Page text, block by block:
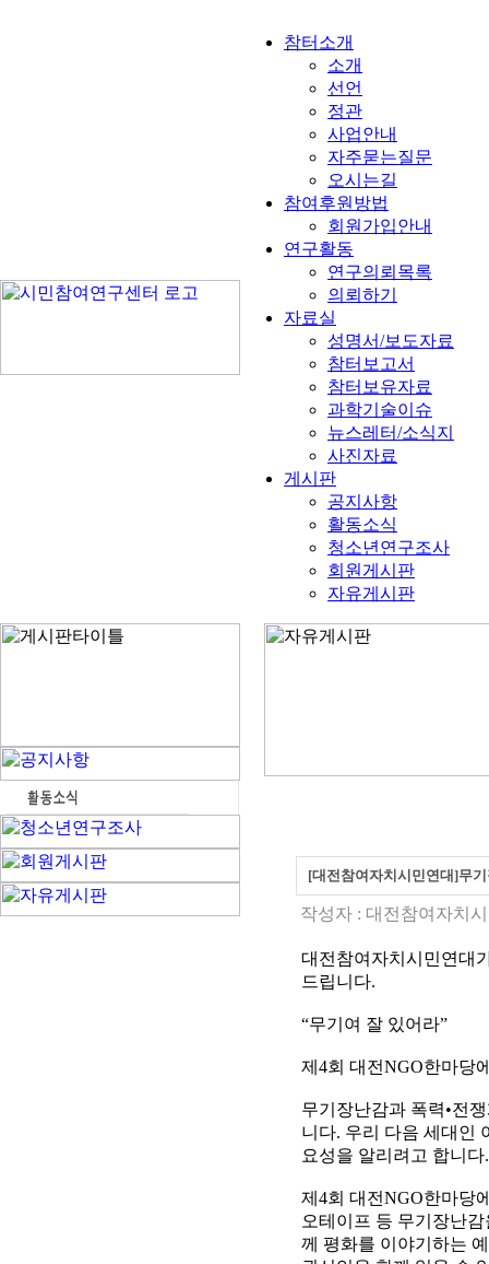
참터소개
소개
선언
정관
사업안내
자주묻는질문
오시는길
참여후원방법
회원가입안내
연구활동
연구의뢰목록
의뢰하기
자료실
성명서/보도자료
참터보고서
참터보유자료
과학기술이슈
뉴스레터/소식지
사진자료
게시판
공지사항
활동소식
청소년연구조사
회원게시판
자유게시판
[대전참여자치시민연대]무
작성자 : 대전참여자치
대전참여자치시민연대
드립니다.
“무기여 잘 있어라”
제4회 대전NGO한마당
무기장난감과 폭력•전
니다. 우리 다음 세대인
요성을 알리려고 합니다.
제4회 대전NGO한마당
오테이프 등 무기장난
께 평화를 이야기하는